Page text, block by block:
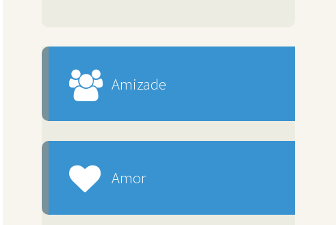
Amizade
Amor